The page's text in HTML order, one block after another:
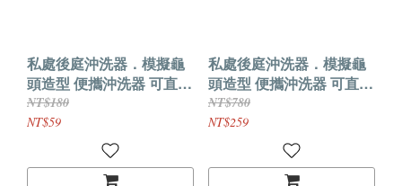
私處後庭沖洗器．模擬龜
頭造型 便攜沖洗器 可直接
連接水管【1支裝】
NT$180
NT$59
私處後庭沖洗器．模擬龜
頭造型 便攜沖洗器 可直接
連接水管【5支裝】
NT$780
NT$259